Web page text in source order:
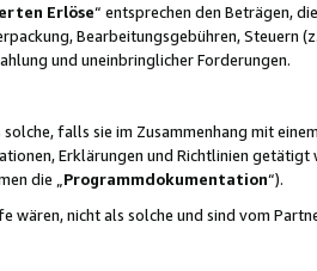
Erlöse“ entsprechen den Beträgen,
Bearbeitungsgebühren, Steuern
und uneinbringlicher Forderungen.
falls sie im Zusammenhang mit
Erklärungen und Richtlinien
die „ Programmdokumentation“).
nicht als solche und sind vom